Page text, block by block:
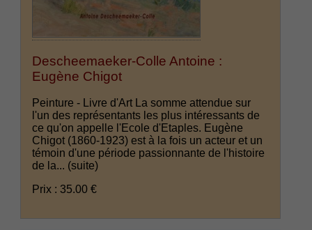
Descheemaeker-Colle Antoine :
Eugène Chigot
Peinture - Livre d'Art La somme attendue sur
l'un des représentants les plus intéressants de
ce qu'on appelle l'Ecole d'Etaples. Eugène
Chigot (1860-1923) est à la fois un acteur et un
témoin d'une période passionnante de l'histoire
de la... (suite)
Prix : 35.00 €